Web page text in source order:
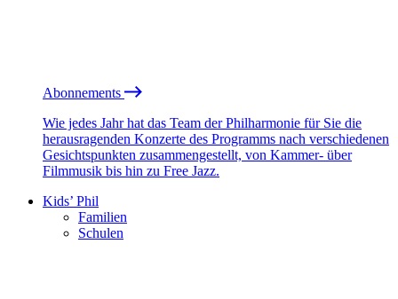
Abonnements
Wie jedes Jahr hat das Team der Philharmonie für Sie die
herausragenden Konzerte des Programms nach verschiedenen
Gesichtspunkten zusammengestellt, von Kammer- über
Filmmusik bis hin zu Free Jazz.
Kids’ Phil
Familien
Schulen